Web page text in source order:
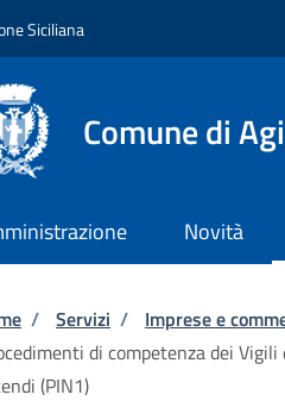
Siciliana
Comune di
Novità
di pane
/ Servizi / Imprese e
di competenza dei
(PIN1)